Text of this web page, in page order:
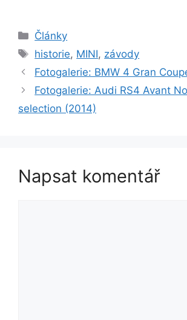
Rubriky
Články
Štítky
historie, MINI, závody
Fotogalerie: BMW 4 Gran
Fotogalerie: Audi RS4 Avant
selection (2014)
Napsat komentář